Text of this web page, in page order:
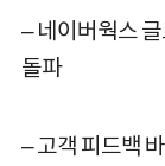
– 네이버웍스
돌파
– 고객 피드백